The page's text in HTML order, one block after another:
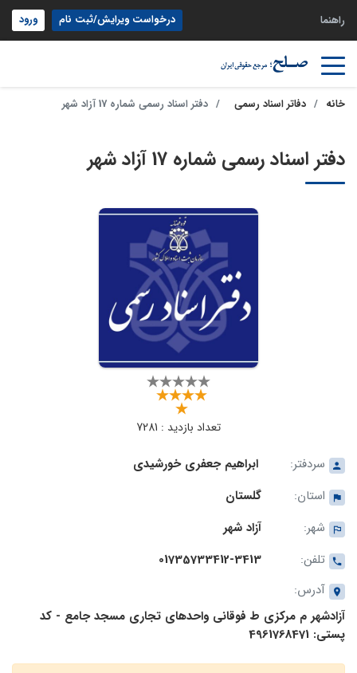
راهنما درخواست ویرایش/ثبت نام ورود
خانه دفاتر اسناد رسمی دفتر اسناد رسمی شماره 17 آزاد شهر
دفتر اسناد رسمی شماره 17 آزاد شهر
تعداد بازدید : 7281
سردفتر:
ابراهیم جعفری خورشیدی
استان:
گلستان
شهر:
آزاد شهر
تلفن:
01735733412-3413
آدرس:
آزادشهر م مرکزی ط فوقانی واحدهای تجاری مسجد جامع - کد
پستی: 4961768471